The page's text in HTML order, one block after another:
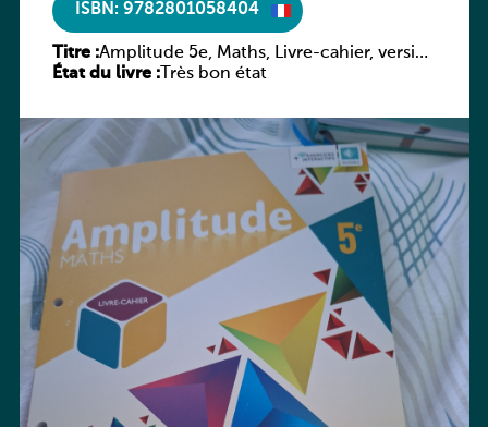
ISBN: 9782801058404
Titre :Amplitude 5e, Maths, Livre-cahier, version
luxembourgeoise
État du livre :Très bon état